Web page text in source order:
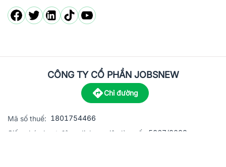
CÔNG TY CỔ PHẦN JOBSNEW
Chỉ đường
Mã số thuế: 1801754466
Giấy phép hoạt động dịch vụ việc làm số:
5867/2023